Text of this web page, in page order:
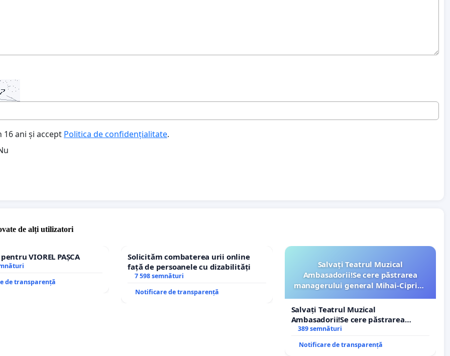
16 ani și accept Politica de confidențialitate.
de alți utilizatori
VIOREL PAȘCA
de transparență
Solicităm combaterea urii online
față de persoanele cu dizabilități
7 598 semnături
Notificare de transparență
Salvați Teatrul Muzical
Ambasadorii!Se cere păstrarea
managerului general Mihai-Ciprian
Salvați Teatrul Muzical
Ambasadorii!Se cere păstrarea
managerului general Mihai-Ciprian
389 semnături
Notificare de transparență